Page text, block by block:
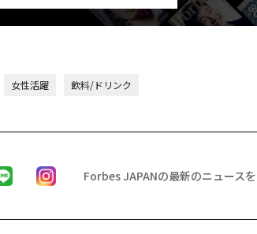
女性活躍 飲料/ドリンク
Forbes JAPANの最新のニュース